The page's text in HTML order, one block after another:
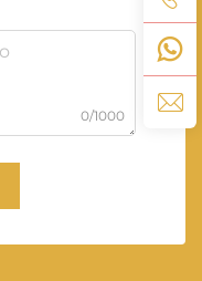
0/1000